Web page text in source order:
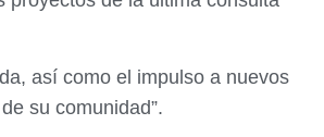
así como el impulso a nuevos
su comunidad”.